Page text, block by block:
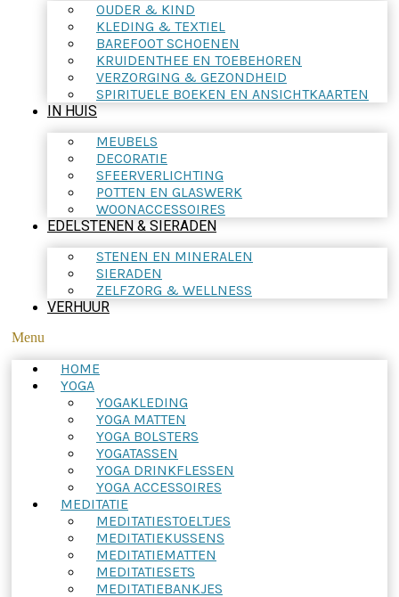
OUDER & KIND
KLEDING & TEXTIEL
BAREFOOT SCHOENEN
KRUIDENTHEE EN TOEBEHOREN
VERZORGING & GEZONDHEID
SPIRITUELE BOEKEN EN ANSICHTKAARTEN
IN HUIS
MEUBELS
DECORATIE
SFEERVERLICHTING
POTTEN EN GLASWERK
WOONACCESSOIRES
EDELSTENEN & SIERADEN
STENEN EN MINERALEN
SIERADEN
ZELFZORG & WELLNESS
VERHUUR
Menu
HOME
YOGA
YOGAKLEDING
YOGA MATTEN
YOGA BOLSTERS
YOGATASSEN
YOGA DRINKFLESSEN
YOGA ACCESSOIRES
MEDITATIE
MEDITATIESTOELTJES
MEDITATIEKUSSENS
MEDITATIEMATTEN
MEDITATIESETS
MEDITATIEBANKJES